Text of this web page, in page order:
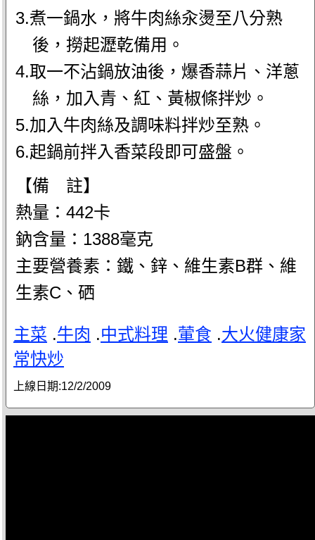
3.煮一鍋水，將牛肉絲汆燙至八分熟
後，撈起瀝乾備用。
4.取一不沾鍋放油後，爆香蒜片、洋蔥
絲，加入青、紅、黃椒條拌炒。
5.加入牛肉絲及調味料拌炒至熟。
6.起鍋前拌入香菜段即可盛盤。
【備 註】
熱量：442卡
鈉含量：1388毫克
主要營養素：鐵、鋅、維生素B群、維
生素C、硒
主菜 .牛肉 .中式料理 .葷食 .大火健康家
常快炒
上線日期:12/2/2009